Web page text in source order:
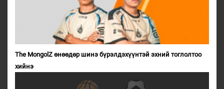
The MongolZ өнөөдөр шинэ бүрэлдэхүүнтэй эхний тоглолтоо
хийнэ